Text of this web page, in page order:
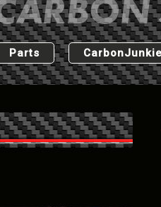
Parts CarbonJunkie